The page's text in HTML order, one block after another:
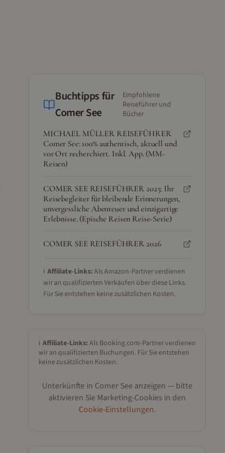
Buchtipps für
Comer See
Empfohlene
Reiseführer und
Bücher
MICHAEL MÜLLER REISEFÜHRER
Comer See: 100% authentisch, aktuell und
vor Ort recherchiert. Inkl. App. (MM-
Reisen)
COMER SEE REISEFÜHRER 2025: Ihr
Reisebegleiter für bleibende Erinnerungen,
unvergessliche Abenteuer und einzigartige
Erlebnisse. (Epische Reisen Reise-Serie)
COMER SEE REISEFÜHRER 2026
ℹ️ Affiliate-Links:Als Amazon-Partner verdienen
wir an qualifizierten Verkäufen über diese Links.
Für Sie entstehen keine zusätzlichen Kosten.
ℹ️ Affiliate-Links:Als Booking.com-Partner verdienen
wir an qualifizierten Buchungen. Für Sie entstehen
keine zusätzlichen Kosten.
Unterkünfte in Comer See anzeigen — bitte
aktivieren Sie Marketing-Cookies in den
Cookie-Einstellungen.